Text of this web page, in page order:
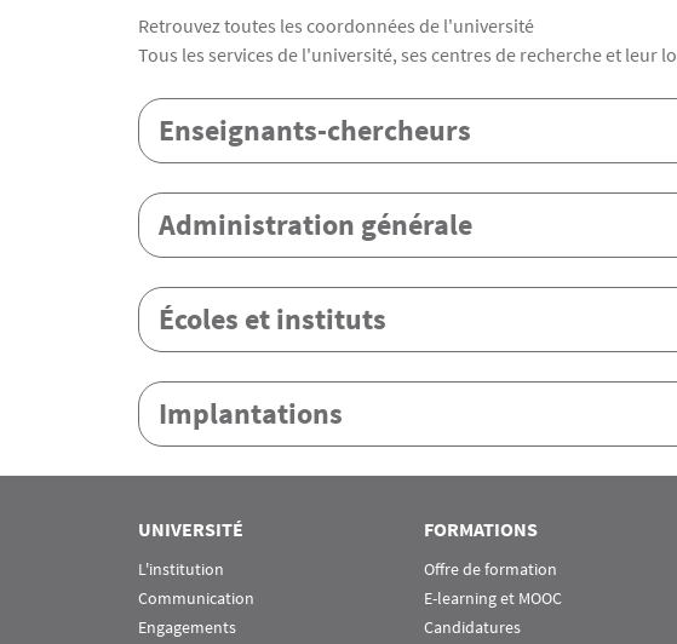
Retrouvez toutes les coordonnées de l'université
Texte
Tous les services de l'université, ses centres de recherche et
Menu Assas
Enseignants-chercheurs
Administration générale
Écoles et instituts
Implantations
UNIVERSITÉ
L'institution
Communication
Engagements
FORMATIONS
Offre de formation
E-learning et MOOC
Candidatures